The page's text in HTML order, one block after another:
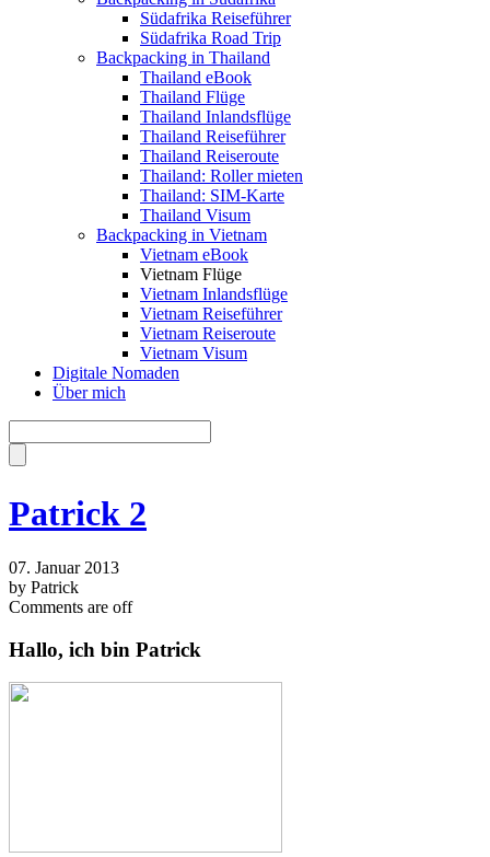
Südafrika Reiseführer
Südafrika Road Trip
Backpacking in Thailand
Thailand eBook
Thailand Flüge
Thailand Inlandsflüge
Thailand Reiseführer
Thailand Reiseroute
Thailand: Roller mieten
Thailand: SIM-Karte
Thailand Visum
Backpacking in Vietnam
Vietnam eBook
Vietnam Flüge
Vietnam Inlandsflüge
Vietnam Reiseführer
Vietnam Reiseroute
Vietnam Visum
Digitale Nomaden
Über mich
Patrick 2
07. Januar 2013
by Patrick
Comments are off
Hallo, ich bin Patrick